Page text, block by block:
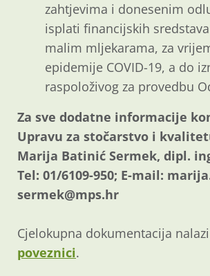
zahtjevima i donesenim
isplati financijskih
malim mljekarama, za
epidemije COVID-19, a do
raspoloživog za provedbu
Za sve dodatne informacije
Upravu za stočarstvo i
Marija Batinić Sermek, dipl.
Tel: 01/6109-950; E-mail:
sermek@mps.hr
Cjelokupna dokumentacija
poveznici.